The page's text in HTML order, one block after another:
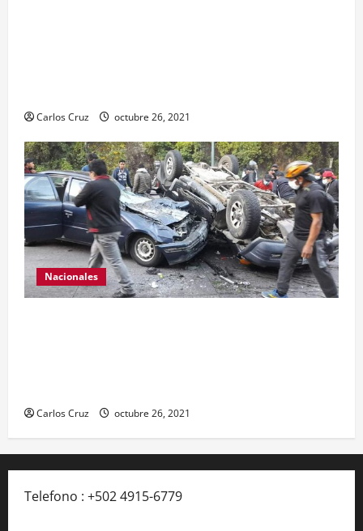
Carlos Cruz octubre 26, 2021
Nacionales
Carlos Cruz octubre 26, 2021
Telefono : +502 4915-6779